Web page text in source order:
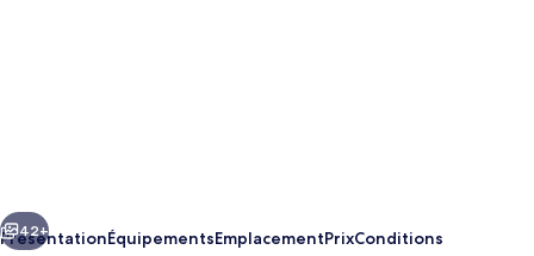
Kleber
Suivant
42+
PrésentationÉquipementsEmplacementPrixConditions